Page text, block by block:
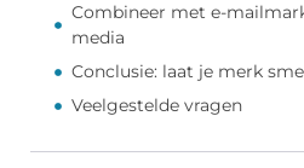
Combineer met e-
media
Conclusie: laat je merk
Veelgestelde vragen